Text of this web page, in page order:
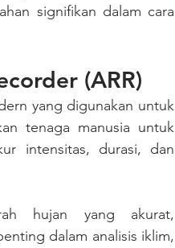
signifikan dalam cara
(ARR)
yang digunakan untuk
tenaga manusia untuk
intensitas, durasi, dan
dalam analisis iklim,